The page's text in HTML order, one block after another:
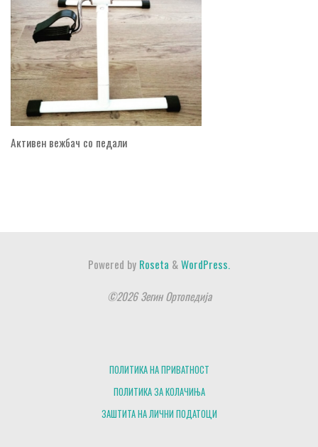
Активен вежбач со педали
Powered by Roseta &WordPress.
©2026 Зегин Ортопедија
ПОЛИТИКА НА ПРИВАТНОСТ
ПОЛИТИКА ЗА КОЛАЧИЊА
ЗАШТИТА НА ЛИЧНИ ПОДАТОЦИ